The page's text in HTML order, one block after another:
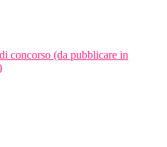
concorso (da pubblicare in